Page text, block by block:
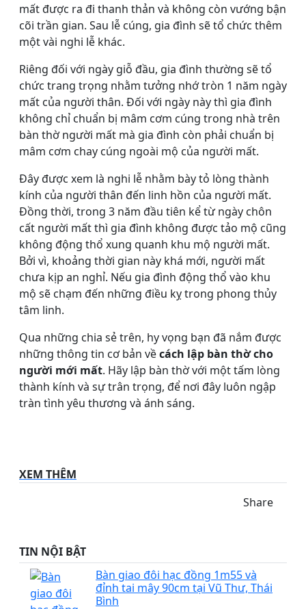
mất được ra đi thanh thản và không còn vướng bận
cõi trần gian. Sau lễ cúng, gia đình sẽ tổ chức thêm
một vài nghi lễ khác.
Riêng đối với ngày giỗ đầu, gia đình thường sẽ tổ
chức trang trọng nhằm tưởng nhớ tròn 1 năm ngày
mất của người thân. Đối với ngày này thì gia đình
không chỉ chuẩn bị mâm cơm cúng trong nhà trên
bàn thờ người mất mà gia đình còn phải chuẩn bị
mâm cơm chay cúng ngoài mộ của người mất.
Đây được xem là nghi lễ nhằm bày tỏ lòng thành
kính của người thân đến linh hồn của người mất.
Đồng thời, trong 3 năm đầu tiên kể từ ngày chôn
cất người mất thì gia đình không được tảo mộ cũng
không động thổ xung quanh khu mộ người mất.
Bởi vì, khoảng thời gian này khá mới, người mất
chưa kịp an nghỉ. Nếu gia đình động thổ vào khu
mộ sẽ chạm đến những điều kỵ trong phong thủy
tâm linh.
Qua những chia sẻ trên, hy vọng bạn đã nắm được
những thông tin cơ bản vềcách lập bàn thờ cho
người mới mất. Hãy lập bàn thờ với một tấm lòng
thành kính và sự trân trọng, để nơi đây luôn ngập
tràn tình yêu thương và ánh sáng.
XEM THÊM
Share
TIN NỘI BẬT
Bàn giao đôi hạc đồng 1m55 và
đỉnh tai mây 90cm tại Vũ Thư, Thái
Bình